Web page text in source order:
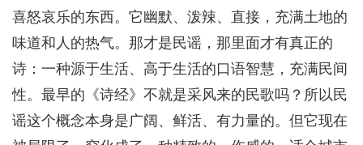
喜怒哀乐的东西。它幽默、泼辣、直接，充满土地的
味道和人的热气。那才是民谣，那里面才有真正的
诗：一种源于生活、高于生活的口语智慧，充满民间
性。最早的《诗经》不就是采风来的民歌吗？所以民
谣这个概念本身是广阔、鲜活、有力量的。但它现在